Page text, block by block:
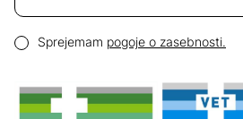
Pogoji zasebnosti
Sprejemam pogoje o zasebnosti.